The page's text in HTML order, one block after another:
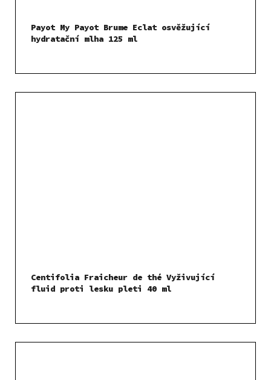
Payot My Payot Brume Eclat osvěžující
hydratační mlha 125 ml
Centifolia Fraicheur de thé Vyživující
fluid proti lesku pleti 40 ml